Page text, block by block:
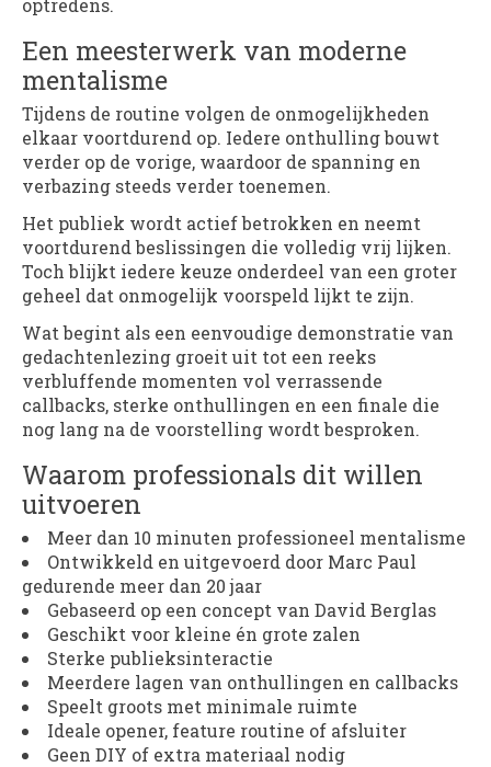
optredens.
Een meesterwerk van moderne
mentalisme
Tijdens de routine volgen de onmogelijkheden
elkaar voortdurend op. Iedere onthulling bouwt
verder op de vorige, waardoor de spanning en
verbazing steeds verder toenemen.
Het publiek wordt actief betrokken en neemt
voortdurend beslissingen die volledig vrij lijken.
Toch blijkt iedere keuze onderdeel van een groter
geheel dat onmogelijk voorspeld lijkt te zijn.
Wat begint als een eenvoudige demonstratie van
gedachtenlezing groeit uit tot een reeks
verbluffende momenten vol verrassende
callbacks, sterke onthullingen en een finale die
nog lang na de voorstelling wordt besproken.
Waarom professionals dit willen
uitvoeren
Meer dan 10 minuten professioneel mentalisme
Ontwikkeld en uitgevoerd door Marc Paul
gedurende meer dan 20 jaar
Gebaseerd op een concept van David Berglas
Geschikt voor kleine én grote zalen
Sterke publieksinteractie
Meerdere lagen van onthullingen en callbacks
Speelt groots met minimale ruimte
Ideale opener, feature routine of afsluiter
Geen DIY of extra materiaal nodig